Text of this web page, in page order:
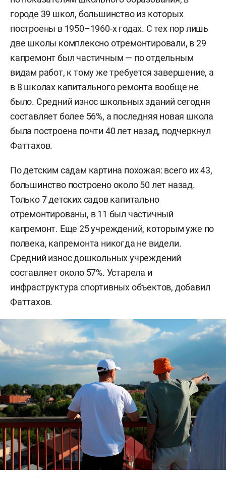
городе 39 школ, большинство из которых
построены в 1950–1960-х годах. С тех пор лишь
две школы комплексно отремонтировали, в 29
капремонт был частичным — по отдельным
видам работ, к тому же требуется завершение, а
в 8 школах капитального ремонта вообще не
было. Средний износ школьных зданий сегодня
составляет более 56%, а последняя новая школа
была построена почти 40 лет назад, подчеркнул
Фаттахов.
По детским садам картина похожая: всего их 43,
большинство построено около 50 лет назад.
Только 7 детских садов капитально
отремонтированы, в 11 был частичный
капремонт. Еще 25 учреждений, которым уже по
полвека, капремонта никогда не видели.
Средний износ дошкольных учреждений
составляет около 57%. Устарела и
инфраструктура спортивных объектов, добавил
Фаттахов.